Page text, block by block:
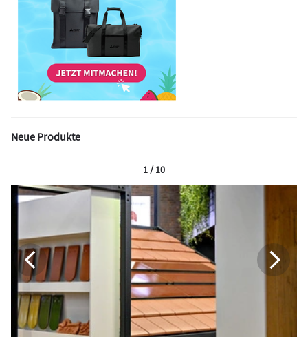
Neue Produkte
1 / 10